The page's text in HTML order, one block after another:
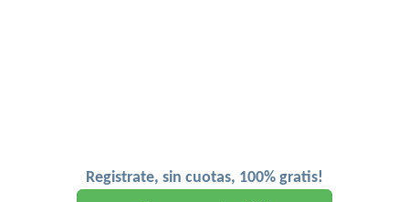
Registrate, sin cuotas, 100% gratis!